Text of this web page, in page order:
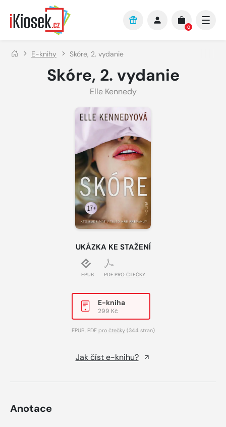
Přejít na hlavní obsah
0
E-knihy Skóre, 2. vydanie
Skóre, 2. vydanie
Elle Kennedy
UKÁZKA KE STAŽENÍ
EPUB PDF PRO ČTEČKY
E-kniha
299 Kč
EPUB PDF pro čtečky(344 stran)
Jak číst e-knihu?
Anotace